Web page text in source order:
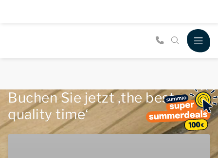
Buchen Sie jetzt ‚the best
quality time‘